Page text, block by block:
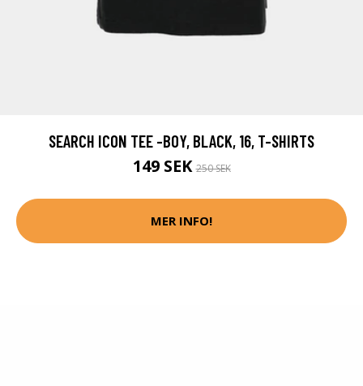
SEARCH ICON TEE -BOY, BLACK, 16, T-SHIRTS
149 SEK250 SEK
MER INFO!